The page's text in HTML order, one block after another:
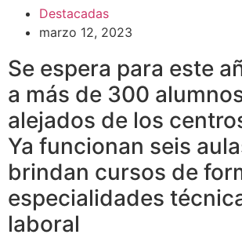
Destacadas
marzo 12, 2023
Se espera para este
a más de 300
alejados de los
Ya funcionan seis
brindan cursos de
especialidades
laboral